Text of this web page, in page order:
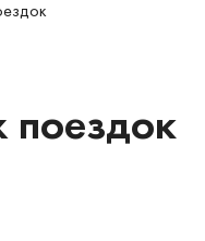
поездок